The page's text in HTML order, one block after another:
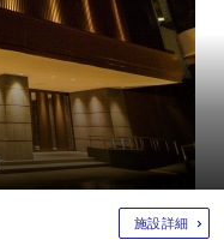
施設詳細